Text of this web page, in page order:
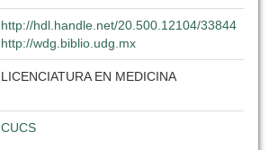
http://hdl.handle.net/20.500.12104/33844
http://wdg.biblio.udg.mx
LICENCIATURA EN MEDICINA
CUCS